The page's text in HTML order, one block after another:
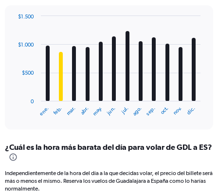
with
12
The
Range:
12
The
chart
ene. feb. mar. abr. may. jun. jul. ago. sep. oct. nov. dic.
0
$500
$1.000
$1.500
¿Cuál es la hora más barata del día para volar de GDL a ES?
Independientemente de la hora del día a la que decidas volar, el precio del billete será
más o menos el mismo. Reserva los vuelos de Guadalajara a España como lo harías
normalmente.